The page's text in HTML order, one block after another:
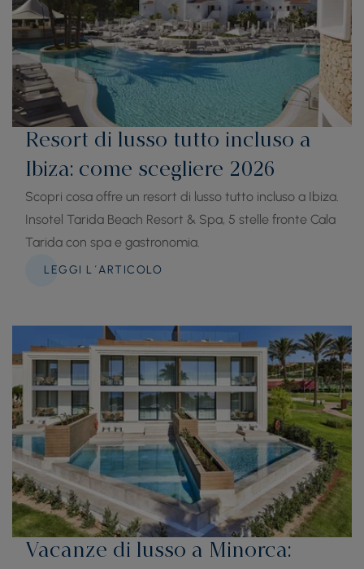
Resort di lusso tutto incluso a
Ibiza: come scegliere 2026
Scopri cosa offre un resort di lusso tutto incluso a Ibiza.
Insotel Tarida Beach Resort & Spa, 5 stelle fronte Cala
Tarida con spa e gastronomia.
LEGGI L´ARTICOLO
Vacanze di lusso a Minorca: